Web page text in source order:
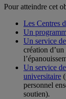
Pour atteindre cet
Les Centres
Un
Un service
création
Un service
universitaire
personnel
soutien).